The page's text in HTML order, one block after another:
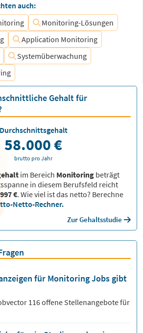
auch:
Monitoring-Lösungen
Application Monitoring
Systemüberwachung
Gehalt für
im Bereich Monitoring beträgt
in diesem Berufsfeld reicht
€. Wie viel ist das netto? Berechne
Netto-Rechner.
Zur Gehaltsstudie
Durchschnittsgehalt
58.000 €
brutto pro Jahr
für Monitoring Jobs gibt
116offene Stellenangebote für